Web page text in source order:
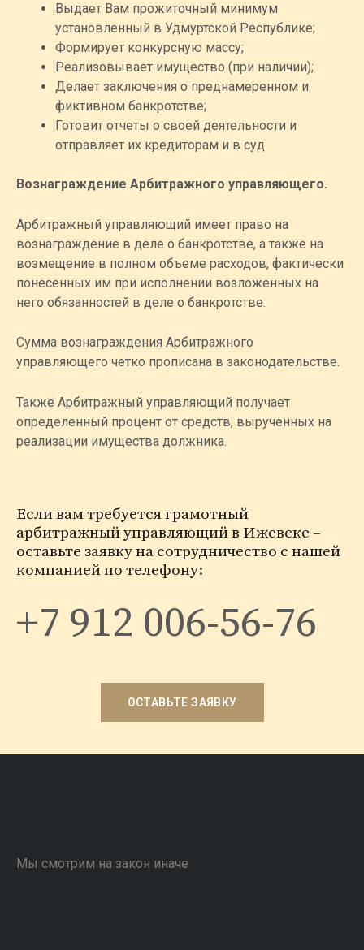
Выдает Вам прожиточный минимум
установленный в Удмуртской Республике;
Формирует конкурсную массу;
Реализовывает имущество (при наличии);
Делает заключения о преднамеренном и
фиктивном банкротстве;
Готовит отчеты о своей деятельности и
отправляет их кредиторам и в суд.
Вознаграждение Арбитражного управляющего.
Арбитражный управляющий имеет право на
вознаграждение в деле о банкротстве, а также на
возмещение в полном объеме расходов, фактически
понесенных им при исполнении возложенных на
него обязанностей в деле о банкротстве.
Сумма вознаграждения Арбитражного
управляющего четко прописана в законодательстве.
Также Арбитражный управляющий получает
определенный процент от средств, вырученных на
реализации имущества должника.
Если вам требуется грамотный
арбитражный управляющий в Ижевске –
оставьте заявку на сотрудничество с нашей
компанией по телефону:
+7 912 006-56-76
ОСТАВЬТЕ ЗАЯВКУ
Мы смотрим на закон иначе